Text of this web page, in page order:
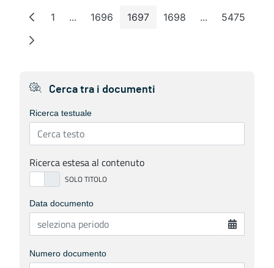
Pagina
1 ...Pagine intermedie
Pagina
1696 Pagina
1697 Pagina
1698 ...PaginePagina
5475
Cerca tra i documenti
Ricerca testuale
Ricerca estesa al contenuto
Data documento
Numero documento